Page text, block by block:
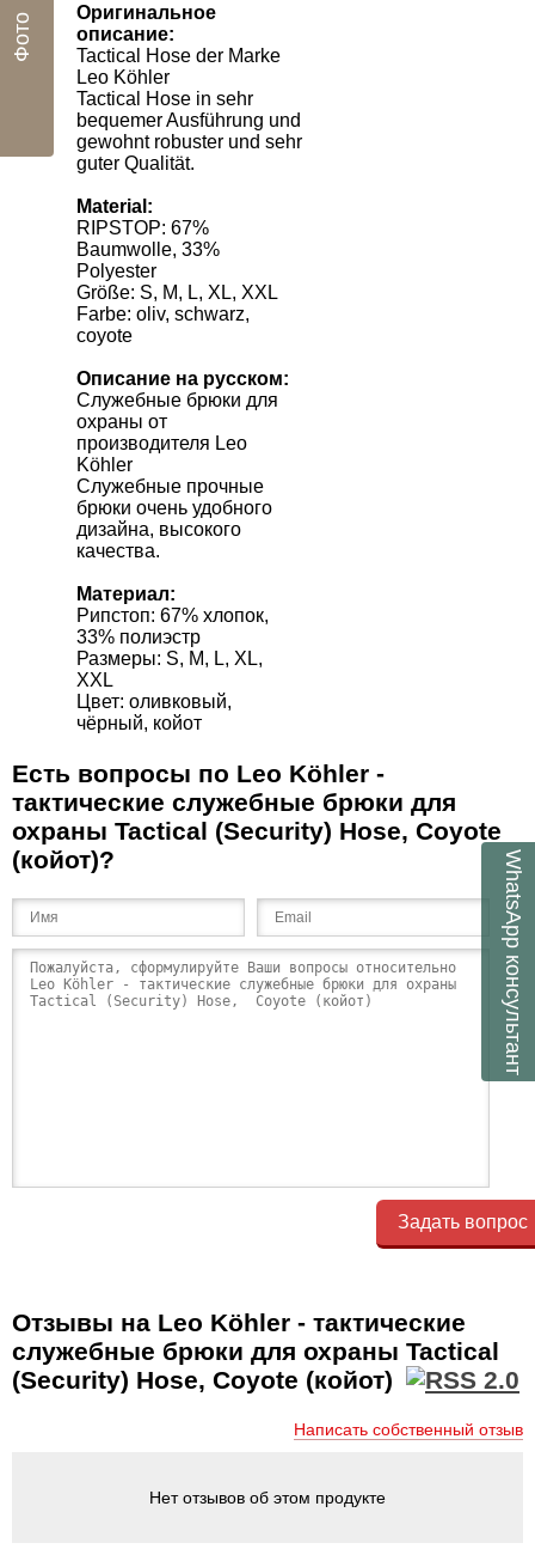
Оригинальное
описание:
Tactical Hose der Marke
Leo Köhler
Tactical Hose in sehr
bequemer Ausführung und
gewohnt robuster und sehr
guter Qualität.
Material:
RIPSTOP: 67%
Baumwolle, 33%
Polyester
Größe: S, M, L, XL, XXL
Farbe: oliv, schwarz,
coyote
Описание на русском:
Служебные брюки для
охраны от
производителя Leo
Köhler
Служебные прочные
брюки очень удобного
дизайна, высокого
качества.
Материал:
Рипстоп: 67% хлопок,
33% полиэстр
Размеры: S, M, L, XL,
XXL
Цвет: оливковый,
чёрный, кoйот
Есть вопросы по Leo Köhler -
тактические служебные брюки для
охраны Tactical (Security) Hose, Coyote
(кoйот)?
Задать вопрос
Отзывы на Leo Köhler - тактические
служебные брюки для охраны Tactical
(Security) Hose, Coyote (кoйот)
Написать собственный отзыв
Нет отзывов об этом продукте
WhatsApp
консультант
Фото